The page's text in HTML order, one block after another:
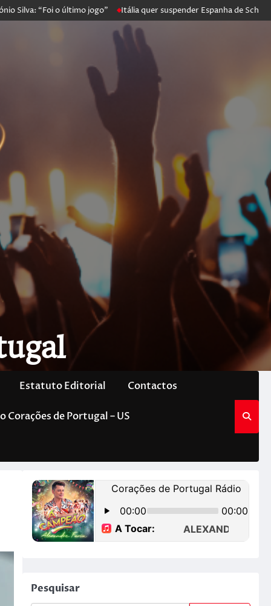
o último jogo” Itália quer suspender Espanha de Schengen.
Estatuto Editorial Contactos
Corações de Portugal – US
Pesquisar